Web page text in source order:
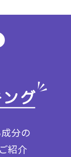
分の
紹介